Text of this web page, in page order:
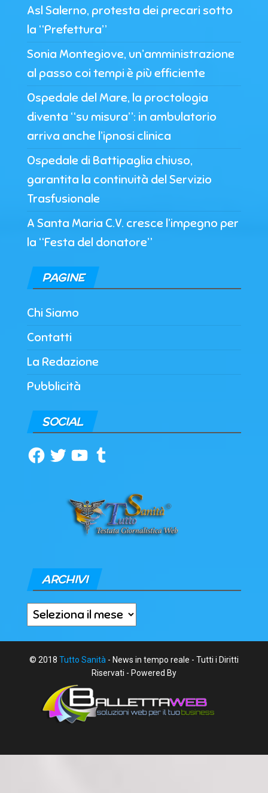
Asl Salerno, protesta dei precari sotto
la “Prefettura”
Sonia Montegiove, un’amministrazione
al passo coi tempi è più efficiente
Ospedale del Mare, la proctologia
diventa “su misura”: in ambulatorio
arriva anche l’ipnosi clinica
Ospedale di Battipaglia chiuso,
garantita la continuità del Servizio
Trasfusionale
A Santa Maria C.V. cresce l’impegno per
la “Festa del donatore”
PAGINE
Chi Siamo
Contatti
La Redazione
Pubblicità
SOCIAL
Facebook
TwitterYouTubeTumblr
ARCHIVI
Archivi
© 2018 Tutto Sanità - News in tempo reale - Tutti i Diritti
Riservati - Powered By